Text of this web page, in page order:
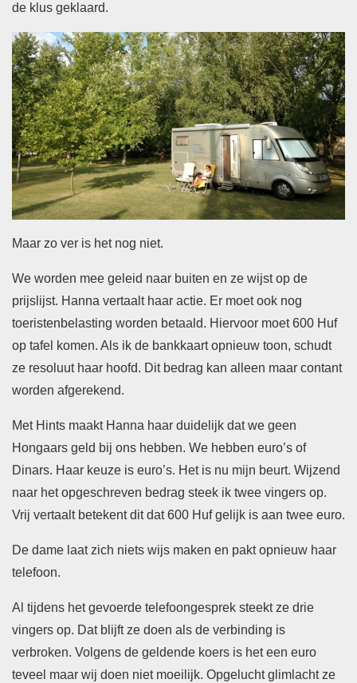
de klus geklaard.
Maar zo ver is het nog niet.
We worden mee geleid naar buiten en ze wijst op de
prijslijst. Hanna vertaalt haar actie. Er moet ook nog
toeristenbelasting worden betaald. Hiervoor moet 600 Huf
op tafel komen. Als ik de bankkaart opnieuw toon, schudt
ze resoluut haar hoofd. Dit bedrag kan alleen maar contant
worden afgerekend.
Met Hints maakt Hanna haar duidelijk dat we geen
Hongaars geld bij ons hebben. We hebben euro’s of
Dinars. Haar keuze is euro’s. Het is nu mijn beurt. Wijzend
naar het opgeschreven bedrag steek ik twee vingers op.
Vrij vertaalt betekent dit dat 600 Huf gelijk is aan twee euro.
De dame laat zich niets wijs maken en pakt opnieuw haar
telefoon.
Al tijdens het gevoerde telefoongesprek steekt ze drie
vingers op. Dat blijft ze doen als de verbinding is
verbroken. Volgens de geldende koers is het een euro
teveel maar wij doen niet moeilijk. Opgelucht glimlacht ze